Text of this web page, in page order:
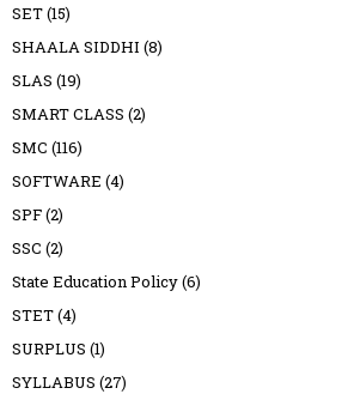
SET(15)
SHAALA SIDDHI (8)
SLAS (19)
SMART CLASS (2)
SMC (116)
SOFTWARE (4)
SPF(2)
SSC (2)
State Education Policy(6)
STET(4)
SURPLUS (1)
SYLLABUS (27)